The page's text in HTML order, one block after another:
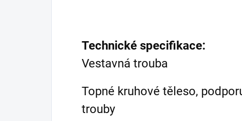
Technické specifikace:
Vestavná trouba
Topné kruhové těleso,
trouby